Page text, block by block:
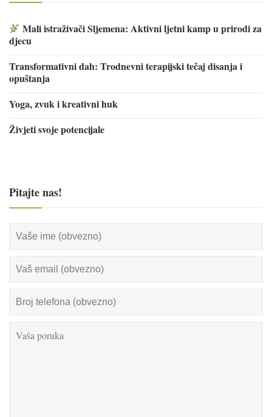
Mali istraživači Sljemena: Aktivni ljetni kamp u prirodi za
djecu
Transformativni dah: Trodnevni terapijski tečaj disanja i
opuštanja
Yoga, zvuk i kreativni huk
Živjeti svoje potencijale
Pitajte nas!